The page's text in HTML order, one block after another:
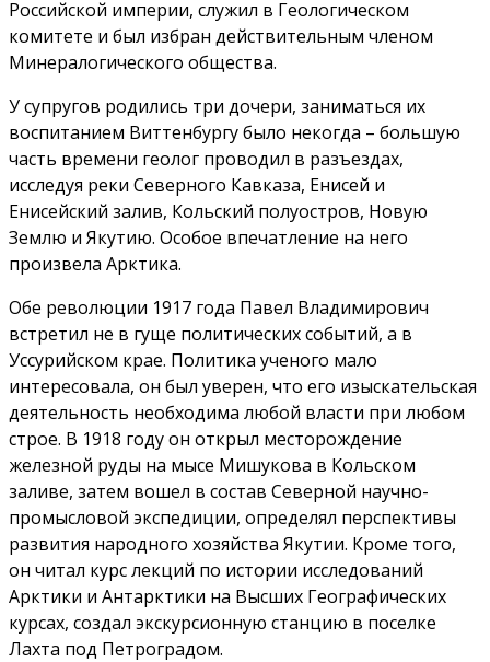
Российской империи, служил в Геологическом
комитете и был избран действительным членом
Минералогического общества.
У супругов родились три дочери, заниматься их
воспитанием Виттенбургу было некогда – большую
часть времени геолог проводил в разъездах,
исследуя реки Северного Кавказа, Енисей и
Енисейский залив, Кольский полуостров, Новую
Землю и Якутию. Особое впечатление на него
произвела Арктика.
Обе революции 1917 года Павел Владимирович
встретил не в гуще политических событий, а в
Уссурийском крае. Политика ученого мало
интересовала, он был уверен, что его изыскательская
деятельность необходима любой власти при любом
строе. В 1918 году он открыл месторождение
железной руды на мысе Мишукова в Кольском
заливе, затем вошел в состав Северной научно-
промысловой экспедиции, определял перспективы
развития народного хозяйства Якутии. Кроме того,
он читал курс лекций по истории исследований
Арктики и Антарктики на Высших Географических
курсах, создал экскурсионную станцию в поселке
Лахта под Петроградом.